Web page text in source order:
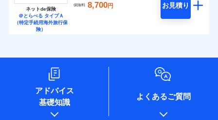
ネットde保険
＠とらべる タイプＡ
（特定手続用海外旅行保
険）
保険料 8,700円 お見積り
アドバイス
基礎知識
よくあるご質問